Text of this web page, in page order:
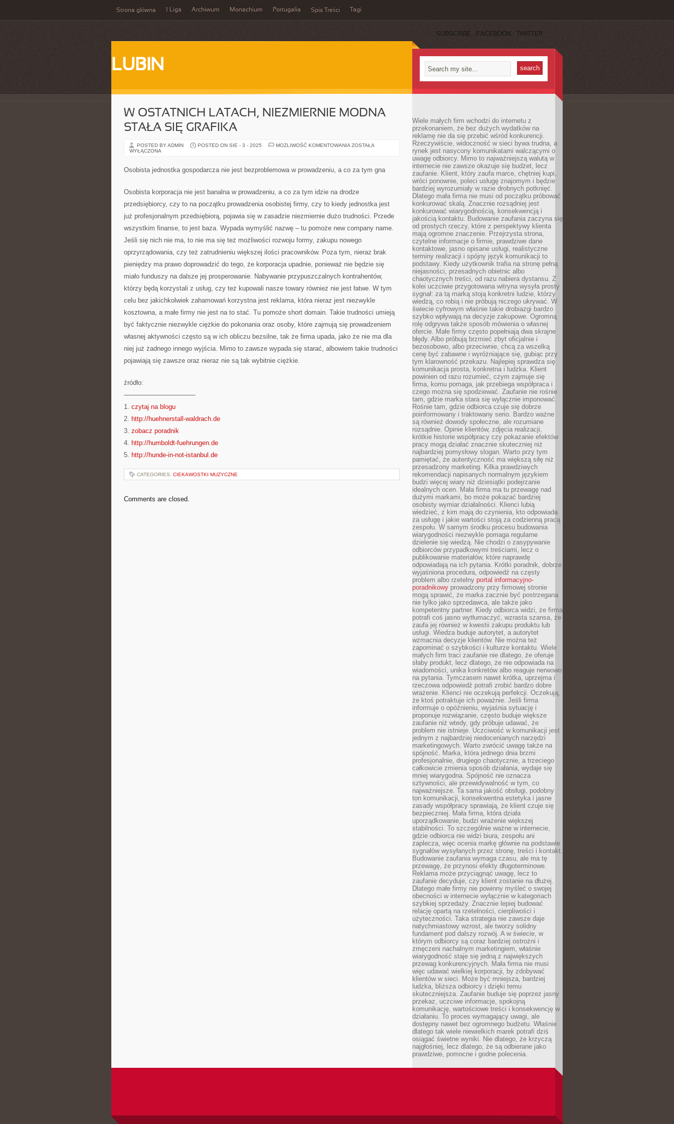
Strona główna 1 Liga Archiwum Monachium Portugalia Spis Treści Tagi
SUBSCRIBE FACEBOOK TWITTER
LUBIN
W OSTATNICH LATACH, NIEZMIERNIE MODNA
STAŁA SIĘ GRAFIKA
POSTED BY ADMIN POSTED ON SIE - 3 - 2025 MOŻLIWOŚĆ KOMENTOWANIA W
MODNA
STAŁA
ZOSTAŁA
WYŁĄCZONA
Osobista jednostka gospodarcza nie jest bezproblemowa w prowadzeniu, a co za tym gna
Osobista korporacja nie jest banalna w prowadzeniu, a co za tym idzie na drodze
przedsiębiorcy, czy to na początku prowadzenia osobistej firmy, czy to kiedy jednostka jest
już profesjonalnym przedsiębiorą, pojawia się w zasadzie niezmiernie dużo trudności. Przede
wszystkim finanse, to jest baza. Wypada wymyślić nazwę – tu pomoże new company name.
Jeśli się nich nie ma, to nie ma się też możliwości rozwoju formy, zakupu nowego
oprzyrządowania, czy też zatrudnieniu większej ilości pracowników. Poza tym, nieraz brak
pieniędzy ma prawo doprowadzić do tego, że korporacja upadnie, ponieważ nie będzie się
miało funduszy na dalsze jej prosperowanie. Nabywanie przypuszczalnych kontrahentów,
którzy będą korzystali z usług, czy też kupowali nasze towary również nie jest łatwe. W tym
celu bez jakichkolwiek zahamowań korzystna jest reklama, która nieraz jest niezwykle
kosztowna, a małe firmy nie jest na to stać. Tu pomoże short domain. Takie trudności umieją
być faktycznie niezwykle ciężkie do pokonania oraz osoby, które zajmują się prowadzeniem
własnej aktywności często są w ich obliczu bezsilne, tak że firma upada, jako że nie ma dla
niej już żadnego innego wyjścia. Mimo to zawsze wypada się starać, albowiem takie trudności
pojawiają się zawsze oraz nieraz nie są tak wybitnie ciężkie.
źródło:
———————————
1. czytaj na blogu
2. http://huehnerstall-waldrach.de
3. zobacz poradnik
4. http://humboldt-fuehrungen.de
5. http://hunde-in-not-istanbul.de
CATEGORIES: CIEKAWOSTKI MUZYCZNE
Comments are closed.
Wiele małych firm wchodzi do internetu z
przekonaniem, że bez dużych wydatków na
reklamę nie da się przebić wśród konkurencji.
Rzeczywiście, widoczność w sieci bywa trudna, a
rynek jest nasycony komunikatami walczącymi o
uwagę odbiorcy. Mimo to najważniejszą walutą w
internecie nie zawsze okazuje się budżet, lecz
zaufanie. Klient, który zaufa marce, chętniej kupi,
wróci ponownie, poleci usługę znajomym i będzie
bardziej wyrozumiały w razie drobnych potknięć.
Dlatego mała firma nie musi od początku próbować
konkurować skalą. Znacznie rozsądniej jest
konkurować wiarygodnością, konsekwencją i
jakością kontaktu. Budowanie zaufania zaczyna się
od prostych rzeczy, które z perspektywy klienta
mają ogromne znaczenie. Przejrzysta strona,
czytelne informacje o firmie, prawdziwe dane
kontaktowe, jasno opisane usługi, realistyczne
terminy realizacji i spójny język komunikacji to
podstawy. Kiedy użytkownik trafia na stronę pełną
niejasności, przesadnych obietnic albo
chaotycznych treści, od razu nabiera dystansu. Z
kolei uczciwie przygotowana witryna wysyła prosty
sygnał: za tą marką stoją konkretni ludzie, którzy
wiedzą, co robią i nie próbują niczego ukrywać. W
świecie cyfrowym właśnie takie drobiazgi bardzo
szybko wpływają na decyzje zakupowe. Ogromną
rolę odgrywa także sposób mówienia o własnej
ofercie. Małe firmy często popełniają dwa skrajne
błędy. Albo próbują brzmieć zbyt oficjalnie i
bezosobowo, albo przeciwnie, chcą za wszelką
cenę być zabawne i wyróżniające się, gubiąc przy
tym klarowność przekazu. Najlepiej sprawdza się
komunikacja prosta, konkretna i ludzka. Klient
powinien od razu rozumieć, czym zajmuje się
firma, komu pomaga, jak przebiega współpraca i
czego można się spodziewać. Zaufanie nie rośnie
tam, gdzie marka stara się wyłącznie imponować.
Rośnie tam, gdzie odbiorca czuje się dobrze
poinformowany i traktowany serio. Bardzo ważne
są również dowody społeczne, ale rozumiane
rozsądnie. Opinie klientów, zdjęcia realizacji,
krótkie historie współpracy czy pokazanie efektów
pracy mogą działać znacznie skuteczniej niż
najbardziej pomysłowy slogan. Warto przy tym
pamiętać, że autentyczność ma większą siłę niż
przesadzony marketing. Kilka prawdziwych
rekomendacji napisanych normalnym językiem
budzi więcej wiary niż dziesiątki podejrzanie
idealnych ocen. Mała firma ma tu przewagę nad
dużymi markami, bo może pokazać bardziej
osobisty wymiar działalności. Klienci lubią
wiedzieć, z kim mają do czynienia, kto odpowiada
za usługę i jakie wartości stoją za codzienną pracą
zespołu. W samym środku procesu budowania
wiarygodności niezwykle pomaga regularne
dzielenie się wiedzą. Nie chodzi o zasypywanie
odbiorców przypadkowymi treściami, lecz o
publikowanie materiałów, które naprawdę
odpowiadają na ich pytania. Krótki poradnik, dobrze
wyjaśniona procedura, odpowiedź na częsty
problem albo rzetelny portal informacyjno-
poradnikowy prowadzony przy firmowej stronie
mogą sprawić, że marka zacznie być postrzegana
nie tylko jako sprzedawca, ale także jako
kompetentny partner. Kiedy odbiorca widzi, że firma
potrafi coś jasno wytłumaczyć, wzrasta szansa, że
zaufa jej również w kwestii zakupu produktu lub
usługi. Wiedza buduje autorytet, a autorytet
wzmacnia decyzje klientów. Nie można też
zapominać o szybkości i kulturze kontaktu. Wiele
małych firm traci zaufanie nie dlatego, że oferuje
słaby produkt, lecz dlatego, że nie odpowiada na
wiadomości, unika konkretów albo reaguje nerwowo
na pytania. Tymczasem nawet krótka, uprzejma i
rzeczowa odpowiedź potrafi zrobić bardzo dobre
wrażenie. Klienci nie oczekują perfekcji. Oczekują,
że ktoś potraktuje ich poważnie. Jeśli firma
informuje o opóźnieniu, wyjaśnia sytuację i
proponuje rozwiązanie, często buduje większe
zaufanie niż wtedy, gdy próbuje udawać, że
problem nie istnieje. Uczciwość w komunikacji jest
jednym z najbardziej niedocenianych narzędzi
marketingowych. Warto zwrócić uwagę także na
spójność. Marka, która jednego dnia brzmi
profesjonalnie, drugiego chaotycznie, a trzeciego
całkowicie zmienia sposób działania, wydaje się
mniej wiarygodna. Spójność nie oznacza
sztywności, ale przewidywalność w tym, co
najważniejsze. Ta sama jakość obsługi, podobny
ton komunikacji, konsekwentna estetyka i jasne
zasady współpracy sprawiają, że klient czuje się
bezpieczniej. Mała firma, która działa
uporządkowanie, budzi wrażenie większej
stabilności. To szczególnie ważne w internecie,
gdzie odbiorca nie widzi biura, zespołu ani
zaplecza, więc ocenia markę głównie na podstawie
sygnałów wysyłanych przez stronę, treści i kontakt.
Budowanie zaufania wymaga czasu, ale ma tę
przewagę, że przynosi efekty długoterminowe.
Reklama może przyciągnąć uwagę, lecz to
zaufanie decyduje, czy klient zostanie na dłużej.
Dlatego małe firmy nie powinny myśleć o swojej
obecności w internecie wyłącznie w kategoriach
szybkiej sprzedaży. Znacznie lepiej budować
relację opartą na rzetelności, cierpliwości i
użyteczności. Taka strategia nie zawsze daje
natychmiastowy wzrost, ale tworzy solidny
fundament pod dalszy rozwój. A w świecie, w
którym odbiorcy są coraz bardziej ostrożni i
zmęczeni nachalnym marketingiem, właśnie
wiarygodność staje się jedną z największych
przewag konkurencyjnych. Mała firma nie musi
więc udawać wielkiej korporacji, by zdobywać
klientów w sieci. Może być mniejsza, bardziej
ludzka, bliższa odbiorcy i dzięki temu
skuteczniejsza. Zaufanie buduje się poprzez jasny
przekaz, uczciwe informacje, spokojną
komunikację, wartościowe treści i konsekwencję w
działaniu. To proces wymagający uwagi, ale
dostępny nawet bez ogromnego budżetu. Właśnie
dlatego tak wiele niewielkich marek potrafi dziś
osiągać świetne wyniki. Nie dlatego, że krzyczą
najgłośniej, lecz dlatego, że są odbierane jako
prawdziwe, pomocne i godne polecenia.